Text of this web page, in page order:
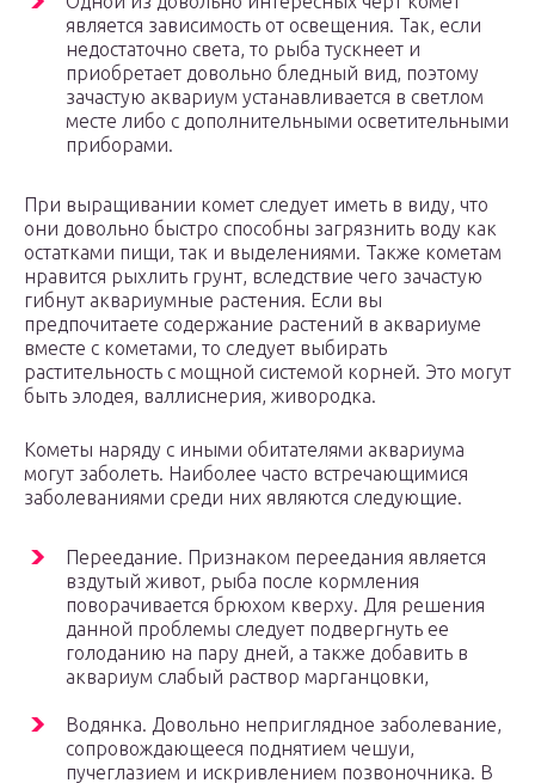
является зависимость от освещения. Так, если
недостаточно света, то рыба тускнеет и
приобретает довольно бледный вид, поэтому
зачастую аквариум устанавливается в светлом
месте либо с дополнительными осветительными
приборами.
При выращивании комет следует иметь в виду, что
они довольно быстро способны загрязнить воду как
остатками пищи, так и выделениями. Также кометам
нравится рыхлить грунт, вследствие чего зачастую
гибнут аквариумные растения. Если вы
предпочитаете содержание растений в аквариуме
вместе с кометами, то следует выбирать
растительность с мощной системой корней. Это могут
быть элодея, валлиснерия, живородка.
Кометы наряду с иными обитателями аквариума
могут заболеть. Наиболее часто встречающимися
заболеваниями среди них являются следующие.
Переедание. Признаком переедания является
вздутый живот, рыба после кормления
поворачивается брюхом кверху. Для решения
данной проблемы следует подвергнуть ее
голоданию на пару дней, а также добавить в
аквариум слабый раствор марганцовки,
Водянка. Довольно неприглядное заболевание,
сопровождающееся поднятием чешуи,
пучеглазием и искривлением позвоночника. В